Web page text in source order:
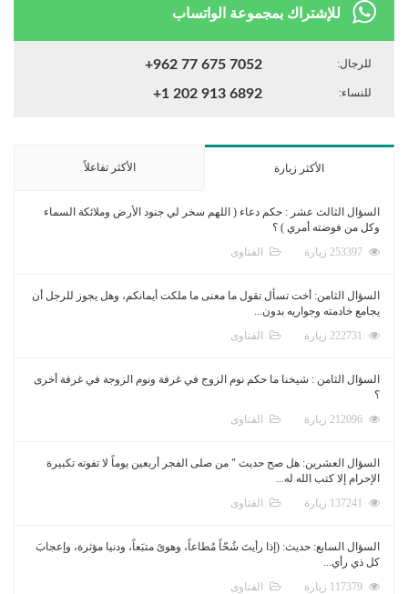
للإشتراك بمجموعة الواتساب
للرجال: +962 77 675 7052
للنساء: +1 202 913 6892
الأكثر زيارة الأكثر تفاعلاً
السؤال الثالث عشر : حكم دعاء ( اللهم سخر لي جنود الأرض وملائكة السماء
وكل من فوضته أمري ) ؟
الفتاوى
السؤال الثامن: أخت تسأل تقول ما معنى ما ملكت أيمانكم، وهل يجوز للرجل أن
يجامع خادمته وجواريه بدون...
الفتاوى
السؤال الثامن : شيخنا ما حكم نوم الزوج في غرفة ونوم الزوجة في غرفة أخرى
؟
الفتاوى
السؤال العشرين: هل صح حديث " من صلى الفجر أربعين يوماً لا تفوته تكبيرة
الإحرام إلا كتب الله له...
الفتاوى
السؤال السابع: حديث: (إذا رأيتَ شُحّاً مُطاعاً، وهوىً متبَعاً، ودنيا مؤثرة، وإعجابَ
كل ذي رأي...
الفتاوى